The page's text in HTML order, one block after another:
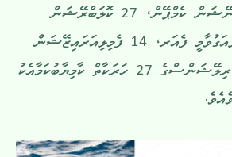
ތެރޭގައި، 46 ޑެސްޓިނޭޝަން ކެމްޕޭން، 27 ކޮލަބްރޭޝަން
ހަރަކާތް، 16 ބައިނަލްއަގުވާމީ ފެއަރ، 14 ފެމިލިއަރައިޒޭޝަން
ޓްރިޕް، އަދި ޕަބްލިކް ރިލޭޝަންސްގެ 27 ހަރަކާތް ކާމިޔާބުކަމާއެކު